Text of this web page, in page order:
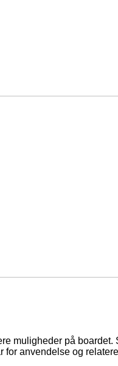
muligheder på
anvendelse og